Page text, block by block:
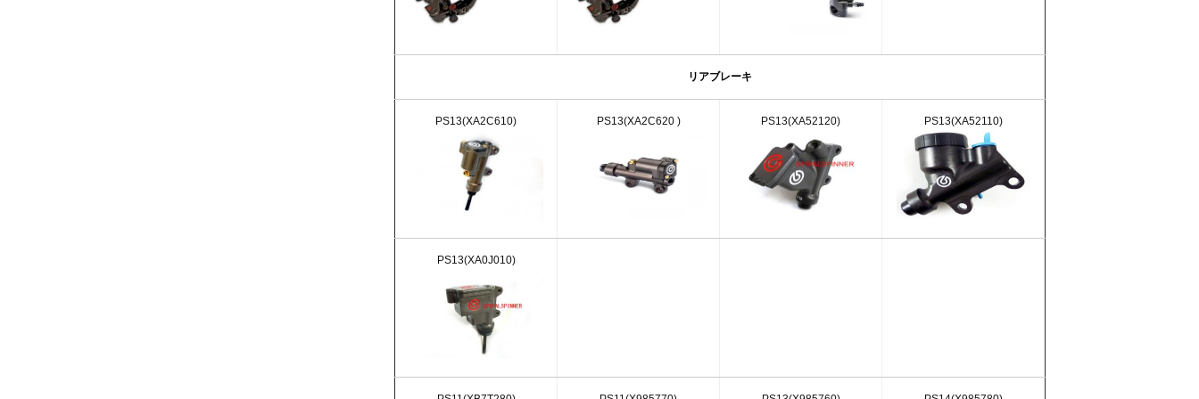
リアブレーキ
PS13(XA2C610) PS13(XA2C620 ) PS13(XA52120) PS13(XA52110)
PS13(XA0J010)